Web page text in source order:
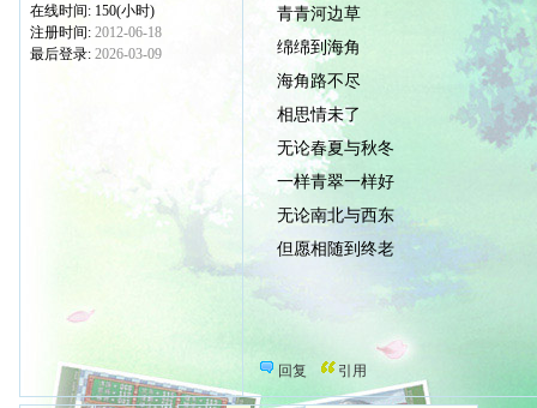
在线时间: 150(小时)
注册时间: 2012-06-18
最后登录: 2026-03-09
青青河边草
绵绵到海角
海角路不尽
相思情未了
无论春夏与秋冬
一样青翠一样好
无论南北与西东
但愿相随到终老
回复 引用